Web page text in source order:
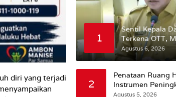
diri yang terjadi
1
Sentil Kepala
Terkena OTT,
Mereka Bukan
Sore
Agustus 6, 2026
2
Penataan Ruang
Instrumen
Hidup
Agustus 5, 2026